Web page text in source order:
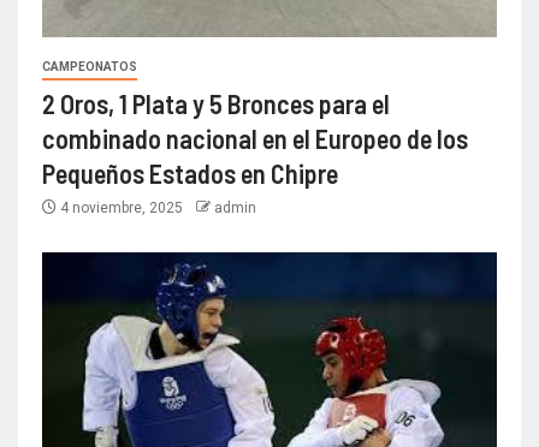
CAMPEONATOS
2 Oros, 1 Plata y 5 Bronces para el
combinado nacional en el Europeo de los
Pequeños Estados en Chipre
4 noviembre, 2025 admin